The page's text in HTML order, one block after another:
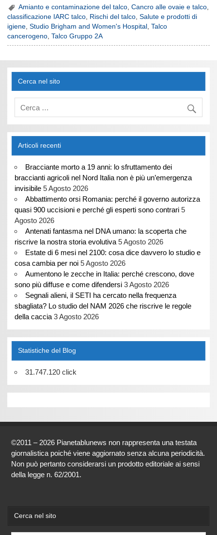
Amianto e contaminazione del talco ,Cancro alle ovaie e talco
classificazione IARC talco, Rischi del talco,Salute e prodotti di
igiene,Studio Brigham and Women's Hospital ,Talco
cancerogeno,Talco Gruppo 2A
Cerca nel sito
Articoli recenti
Bracciante morto a 19 anni: lo sfruttamento dei
braccianti agricoli nel Nord Italia non è più un’emergenza
invisibile 5 Agosto 2026
Abbattimento orsi Romania: perché il governo autorizza
quasi 900 uccisioni e perché gli esperti sono contrari 5
Agosto 2026
Antenati fantasma nel DNA umano: la scoperta che
riscrive la nostra storia evolutiva 5 Agosto 2026
Estate di 6 mesi nel 2100: cosa dice davvero lo studio e
cosa cambia per noi 5 Agosto 2026
Aumentono le zecche in Italia: perché crescono, dove
sono più diffuse e come difendersi 3 Agosto 2026
Segnali alieni, il SETI ha cercato nella frequenza
sbagliata? Lo studio del NAM 2026 che riscrive le regole
della caccia 3 Agosto 2026
Statistiche del Blog
31.747.120 click
©2011 – 2026 Pianetablunews non rappresenta una testata
giornalistica poiché viene aggiornato senza alcuna periodicità.
Non può pertanto considerarsi un prodotto editoriale ai sensi
della legge n. 62/2001.
Cerca nel sito